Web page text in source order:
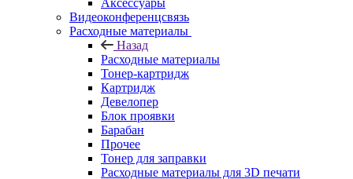
Аксессуары
Видеоконференцсвязь
Расходные материалы
Назад
Расходные материалы
Тонер-картридж
Картридж
Девелопер
Блок проявки
Барабан
Прочее
Тонер для заправки
Расходные материалы для 3D печати